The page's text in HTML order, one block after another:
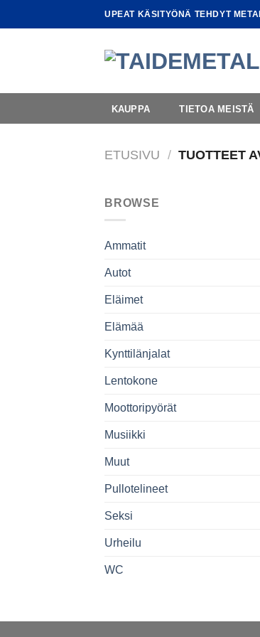
to
UPEAT KÄSITYÖNÄ TEHDYT
KAUPPA TIETOA MEISTÄ
ETUSIVU / TUOTTEET
BROWSE
Ammatit
Autot
Eläimet
Elämää
Kynttilänjalat
Lentokone
Moottoripyörät
Musiikki
Muut
Pullotelineet
Seksi
Urheilu
WC